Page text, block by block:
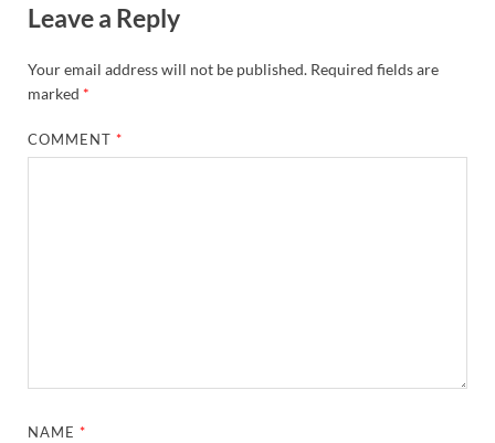
Leave a Reply
Your email address will not be published. Required fields are
marked *
COMMENT*
NAME*